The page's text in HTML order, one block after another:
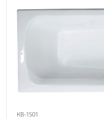
КВ-1501